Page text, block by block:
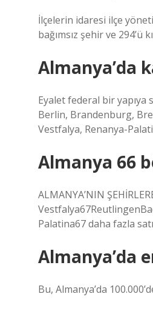
İlçelerin idaresi ilçe
bağımsız şehir ve 294’ü
Almanya’da
Eyalet federal bir
Berlin, Brandenburg,
Vestfalya, Renanya-
Almanya 66
ALMANYA’NIN
Palatina67 daha fazla
Almanya’da
Bu, Almanya’da